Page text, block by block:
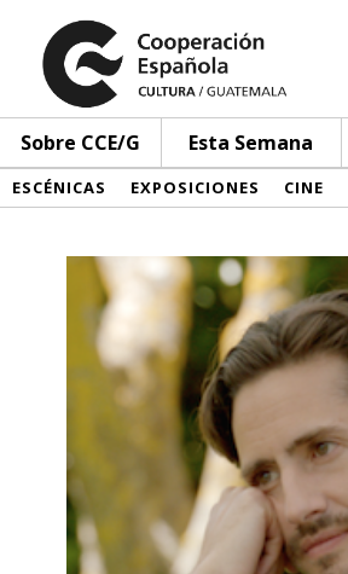
Sobre CCE/G Esta Semana
ESCÉNICAS EXPOSICIONES CINE